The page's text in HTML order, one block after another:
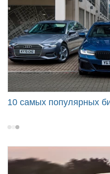
10 самых популярных
2021-